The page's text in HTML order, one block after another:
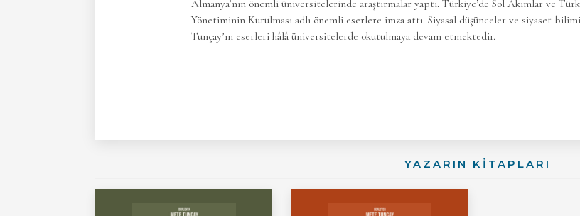
Almanya’nın önemli üniversitelerinde araştırmalar yaptı. Türkiye’de Sol Akımlar ve
Yönetiminin Kurulması adlı önemli eserlere imza attı. Siyasal düşünceler ve siyaset
Tunçay’ın eserleri hâlâ üniversitelerde okutulmaya devam etmektedir.
YAZARIN KİTAPLARI